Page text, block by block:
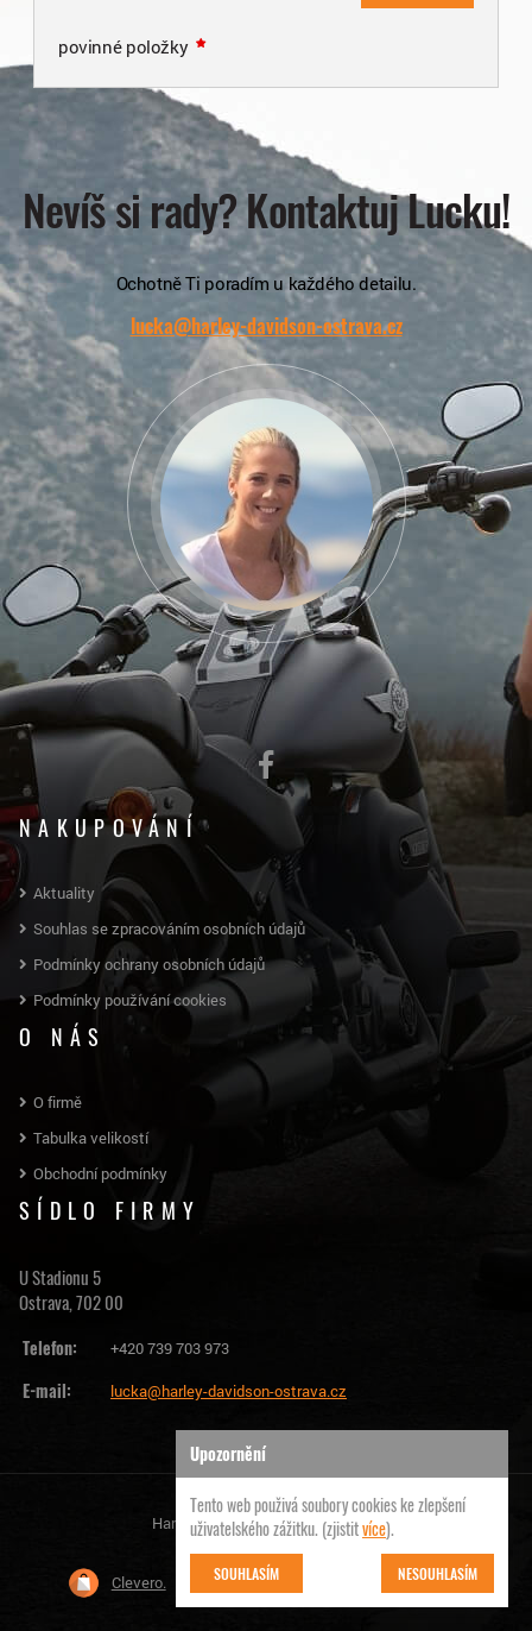
povinné položky
Nevíš si rady? Kontaktuj Lucku!
Ochotně Ti poradím u každého detailu.
lucka@harley-davidson-ostrava.cz
NAKUPOVÁNÍ
Aktuality
Souhlas se zpracováním osobních údajů
Podmínky ochrany osobních údajů
Podmínky používání cookies
O NÁS
O firmě
Tabulka velikostí
Obchodní podmínky
SÍDLO FIRMY
U Stadionu 5
Ostrava, 702 00
Telefon:
+420 739 703 973
E-mail: lucka@harley-davidson-ostrava.cz
Harley Davidson Ostrava | © 2026
Clevero. Chytrý eshop na míru, který Vás nezklame
Upozornění
Tento web použivá soubory cookies ke zlepšení
uživatelského zážitku. (zjistitvíce).
SOUHLASÍM NESOUHLASÍM